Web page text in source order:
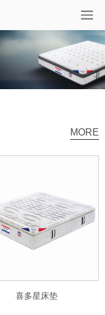
MORE
喜多星床垫